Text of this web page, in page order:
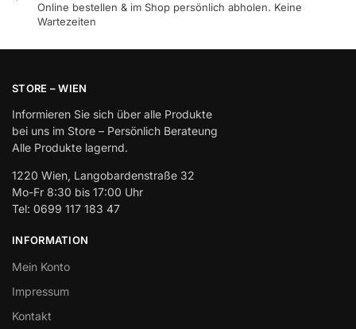
Online bestellen & im Shop persönlich abholen. Keine
Wartezeiten
STORE – WIEN
Informieren Sie sich über alle Produkte
bei uns im Store – Persönlich Berateung
Alle Produkte lagernd.
1220 Wien, Langobardenstraße 32
Mo-Fr 8:30 bis 17:00 Uhr
Tel: 0699 117 183 47
INFORMATION
Mein Konto
Impressum
Kontakt